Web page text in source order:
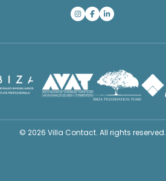
© 2026 Villa Contact. All rights reserved.